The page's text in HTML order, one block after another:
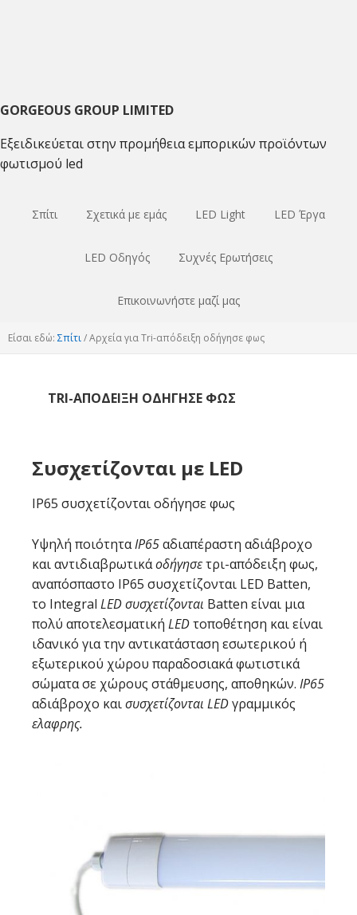
GORGEOUS GROUP LIMITED
Εξειδικεύεται στην προμήθεια εμπορικών προϊόντων
φωτισμού led
Σπίτι Σχετικά με εμάς LED Light LED Έργα
LED Οδηγός Συχνές Ερωτήσεις
Επικοινωνήστε μαζί μας
Είσαι εδώ: Σπίτι/Αρχεία για Tri-απόδειξη οδήγησε φως
TRI-ΑΠΌΔΕΙΞΗ ΟΔΉΓΗΣΕ ΦΩΣ
Συσχετίζονται με LED
IP65 συσχετίζονται οδήγησε φως
Υψηλή ποιότηταIP65αδιαπέραστη αδιάβροχο
και αντιδιαβρωτικάοδήγησετρι-απόδειξη φως,
αναπόσπαστο IP65 συσχετίζονται LED Batten,
το Integral LED συσχετίζονται Batten είναι μια
πολύ αποτελεσματική LEDτοποθέτηση και είναι
ιδανικό για την αντικατάσταση εσωτερικού ή
εξωτερικού χώρου παραδοσιακά φωτιστικά
σώματα σε χώρους στάθμευσης, αποθηκών. IP65
αδιάβροχο καισυσχετίζονται LEDγραμμικός
ελαφρης.